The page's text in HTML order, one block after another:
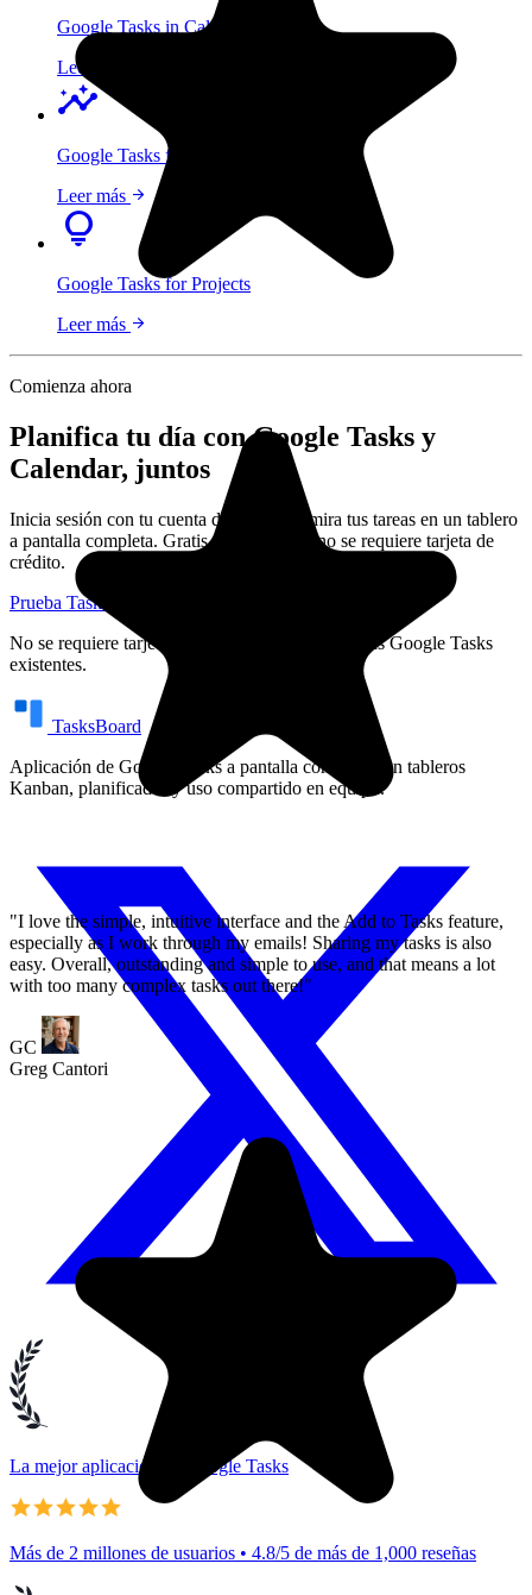
"I love the simple, intuitive interface and the Add to Tasks feature,
especially as I work through my emails! Sharing my tasks is also
easy. Overall, outstanding and simple to use, and that means a lot
with too many complex tasks out there!"
Greg Cantori
Google Tasks in Calendar
Leer más
insights
Google Tasks for Teams
Leer más arrow_forward
lightbulb
Google Tasks for Projects
Leer más arrow_forward
Comienza ahora
Planifica tu día con Google Tasks y
Calendar, juntos
Inicia sesión con tu cuenta de Google y mira tus tareas en un tablero
a pantalla completa. Gratis para siempre, no se requiere tarjeta de
crédito.
Prueba TasksBoard gratis
No se requiere tarjeta de crédito. Funciona con tus Google Tasks
existentes.
TasksBoard
Aplicación de Google Tasks a pantalla completa con tableros
Kanban, planificador y uso compartido en equipo.
La mejor aplicación de Google Tasks
Más de 2 millones de usuarios • 4.8/5 de más de 1,000 reseñas